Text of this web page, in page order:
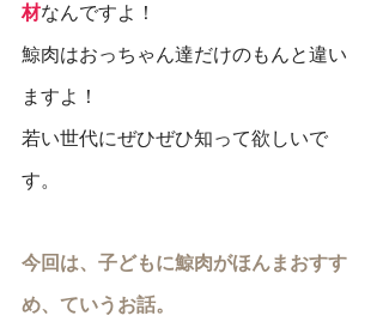
材なんですよ！
鯨肉はおっちゃん達だけのもんと違い
ますよ！
若い世代にぜひぜひ知って欲しいで
す。
今回は、子どもに鯨肉がほんまおすす
め、ていうお話。